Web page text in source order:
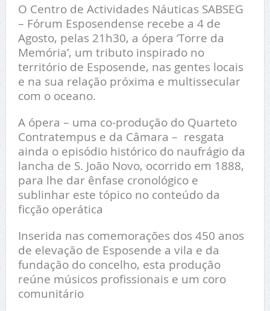
O Centro de Actividades Náuticas SABSEG
– Fórum Esposendense recebe a 4 de
Agosto, pelas 21h30, a ópera ‘Torre da
Memória’, um tributo inspirado no
território de Esposende, nas gentes locais
e na sua relação próxima e multissecular
com o oceano.
A ópera – uma co-produção do Quarteto
Contratempus e da Câmara – resgata
ainda o episódio histórico do naufrágio da
lancha de S. João Novo, ocorrido em 1888,
para lhe dar ênfase cronológico e
sublinhar este tópico no conteúdo da
ficção operática
Inserida nas comemorações dos 450 anos
de elevação de Esposende a vila e da
fundação do concelho, esta produção
reúne músicos profissionais e um coro
comunitário